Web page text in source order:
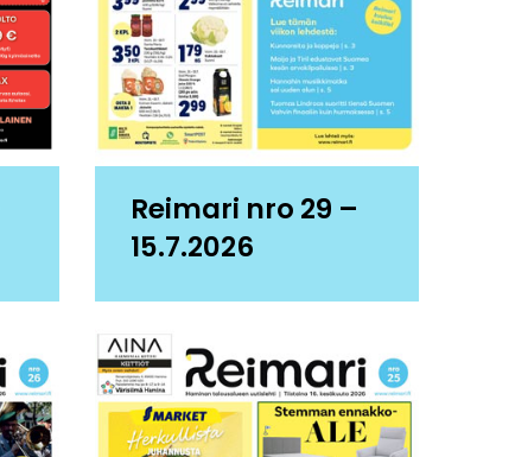
Reimari nro 29 –
15.7.2026